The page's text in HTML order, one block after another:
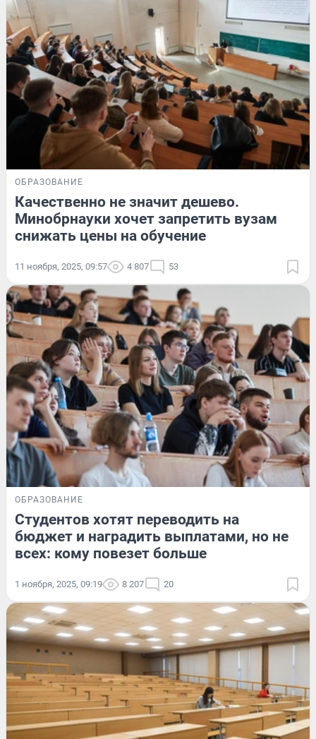
ОБРАЗОВАНИЕ
Качественно не значит дешево.
Минобрнауки хочет запретить вузам
снижать цены на обучение
11 ноября, 2025, 09:57 4 807 53
ОБРАЗОВАНИЕ
Студентов хотят переводить на
бюджет и наградить выплатами, но не
всех: кому повезет больше
1 ноября, 2025, 09:19 8 207 20